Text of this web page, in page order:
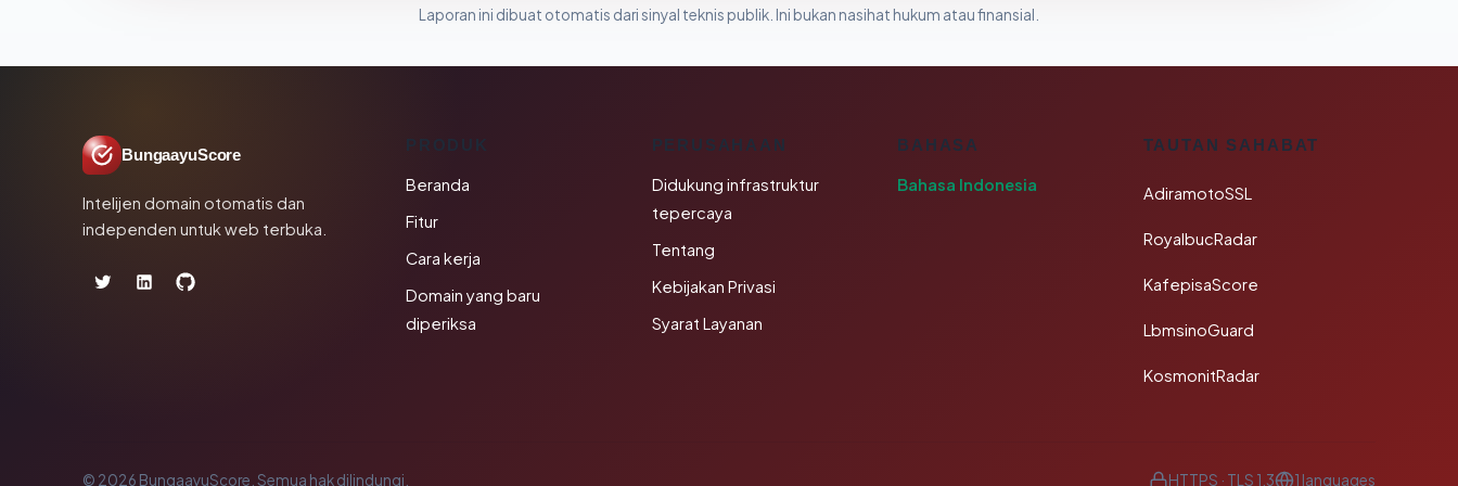
Laporan ini dibuat otomatis dari sinyal teknis publik. Ini bukan nasihat hukum atau finansial.
BungaayuScore
Intelijen domain otomatis dan
independen untuk web terbuka.
Beranda
Fitur
Cara kerja
Domain yang baru
diperiksa
PERUSAHAAN
Didukung infrastruktur
tepercaya
Tentang
Kebijakan Privasi
Syarat Layanan
BAHASA
Bahasa Indonesia
TAUTAN SAHABAT
AdiramotoSSL
RoyalbucRadar
KafepisaScore
LbmsinoGuard
KosmonitRadar
© 2026 BungaayuScore. Semua hak dilindungi. HTTPS · TLS 1.3 1 languages